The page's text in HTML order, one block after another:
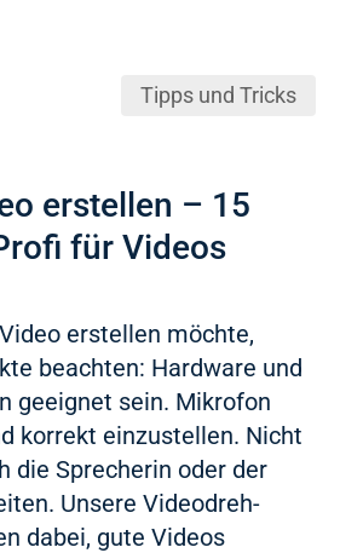
Tipps und Tricks
erstellen – 15
für Videos
erstellen möchte,
beachten: Hardware und
geeignet sein. Mikrofon
korrekt einzustellen. Nicht
die Sprecherin oder der
Unsere Videodreh-
dabei, gute Videos